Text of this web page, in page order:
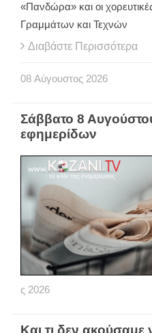
«Πανδώρα» και οι
Γραμμάτων και Τεχνών
Διαβάστε Περισσότερα
08 Αύγουστος 2026
Σάββατο 8
εφημερίδων
ς 2026
Και τι δεν ακούσαμε